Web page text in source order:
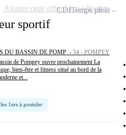
sportif
DU BASSIN DE POMP - 54 - POMPEY
de Pompey ouvre prochainement La
bien-être et fitness situé au bord de la
et...
1ers à postuler
CDITemps plein
Ajouter cette offre à ma sélection